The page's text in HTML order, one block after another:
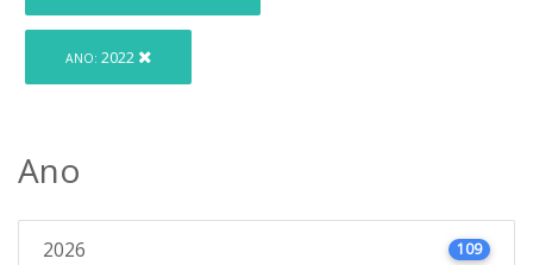
ANO: 2022
Ano
2026 109